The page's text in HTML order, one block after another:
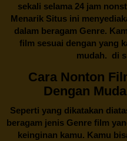
sekali selama 24 jam
Menarik Situs ini
dalam beragam Genre.
film sesuai dengan yang
mudah. di
Cara Nonton
Dengan
Seperti yang dikatakan
beragam jenis Genre film
keinginan kamu. Kamu